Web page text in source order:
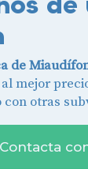
de
mejor
otras
Contacta